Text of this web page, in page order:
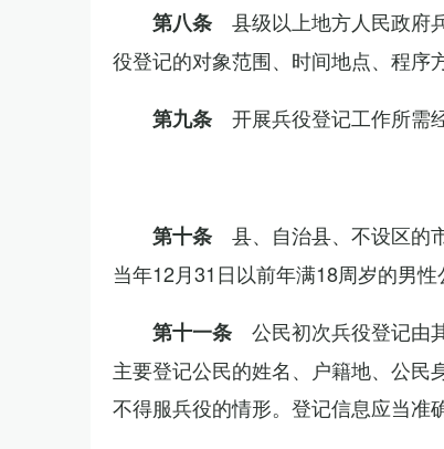
第八条 县级以上地方人民政府
役登记的对象范围、时间地点、程序
第九条 开展兵役登记工作所需
第十条 县、自治县、不设区的
当年12月31日以前年满18周岁的男性
第十一条 公民初次兵役登记由
主要登记公民的姓名、户籍地、公民
不得服兵役的情形。登记信息应当准